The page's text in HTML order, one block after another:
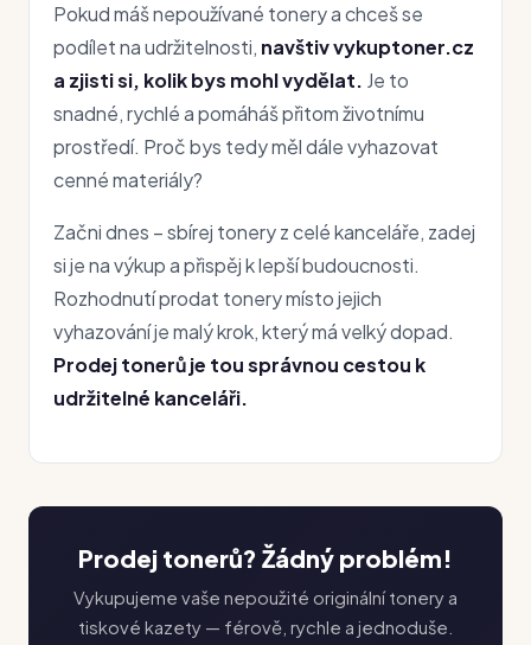
Pokud máš nepoužívané tonery a chceš se
podílet na udržitelnosti, navštiv vykuptoner.cz
a zjisti si, kolik bys mohl vydělat. Je to
snadné, rychlé a pomáháš přitom životnímu
prostředí. Proč bys tedy měl dále vyhazovat
cenné materiály?
Začni dnes – sbírej tonery z celé kanceláře, zadej
si je na výkup a přispěj k lepší budoucnosti.
Rozhodnutí prodat tonery místo jejich
vyhazování je malý krok, který má velký dopad.
Prodej tonerů je tou správnou cestou k
udržitelné kanceláři.
Prodej tonerů? Žádný problém!
Vykupujeme vaše nepoužité originální tonery a
tiskové kazety — férově, rychle a jednoduše.